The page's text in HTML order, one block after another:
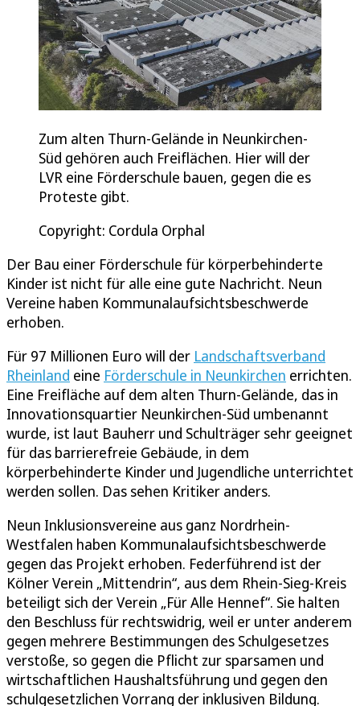
Zum alten Thurn-Gelände in Neunkirchen-
Süd gehören auch Freiflächen. Hier will der
LVR eine Förderschule bauen, gegen die es
Proteste gibt.
Copyright: Cordula Orphal
Der Bau einer Förderschule für körperbehinderte
Kinder ist nicht für alle eine gute Nachricht. Neun
Vereine haben Kommunalaufsichtsbeschwerde
erhoben.
Für 97 Millionen Euro will der Landschaftsverband
Rheinland eine Förderschule in Neunkirchen errichten.
Eine Freifläche auf dem alten Thurn-Gelände, das in
Innovationsquartier Neunkirchen-Süd umbenannt
wurde, ist laut Bauherr und Schulträger sehr geeignet
für das barrierefreie Gebäude, in dem
körperbehinderte Kinder und Jugendliche unterrichtet
werden sollen. Das sehen Kritiker anders.
Neun Inklusionsvereine aus ganz Nordrhein-
Westfalen haben Kommunalaufsichtsbeschwerde
gegen das Projekt erhoben. Federführend ist der
Kölner Verein „Mittendrin“, aus dem Rhein-Sieg-Kreis
beteiligt sich der Verein „Für Alle Hennef“. Sie halten
den Beschluss für rechtswidrig, weil er unter anderem
gegen mehrere Bestimmungen des Schulgesetzes
verstoße, so gegen die Pflicht zur sparsamen und
wirtschaftlichen Haushaltsführung und gegen den
schulgesetzlichen Vorrang der inklusiven Bildung.